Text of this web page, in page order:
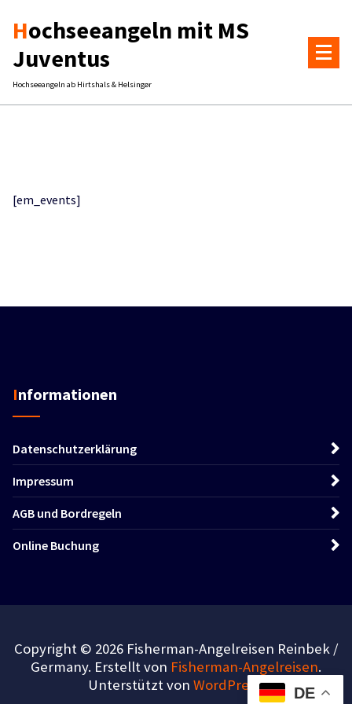
Inhalt
Hochseeangeln mit MS
Juventus
Hochseeangeln ab Hirtshals & Helsingør
[em_events]
Informationen
Datenschutzerklärung
Impressum
AGB und Bordregeln
Online Buchung
Copyright © 2026 Fisherman-Angelreisen Reinbek /
Germany. Erstellt von Fisherman-Angelreisen.
Unterstützt von WordPress. DE